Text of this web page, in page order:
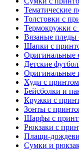
Тематические
Толстовки с
Термокружки с
Вязаные пледы
Шапки с
Оригинальные
Детские
Оригинальные
Худи с принтом
Бейсболки и
Кружки с
Зонты с
Шарфы с
Рюкзаки с
Плащи-
Сумки и